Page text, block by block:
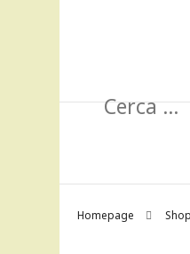
Ricerca
Homepage Shop